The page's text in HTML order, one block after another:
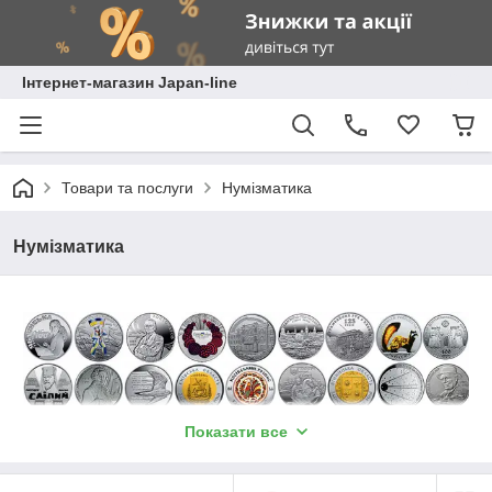
Інтернет-магазин Japan-line
Товари та послуги Нумізматика
Нумізматика
Показати все